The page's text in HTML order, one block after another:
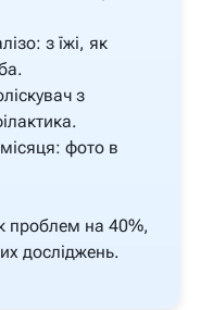
з їжі, як
з
фото в
проблем на 40%,
досліджень.